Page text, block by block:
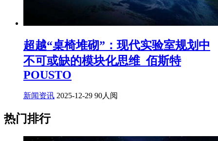
超越“桌椅堆砌”：现代实验室规划中
不可或缺的模块化思维_佰斯特
POUSTO
新闻资讯 2025-12-29 90人阅
热门排行